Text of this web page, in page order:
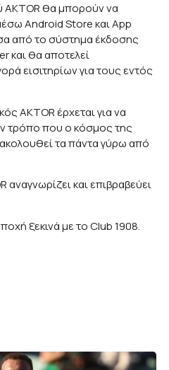
AKTOR θα μπορούν να
Android Store και App
από το σύστημα έκδοσης
και θα αποτελεί
εισιτηρίων για τους εντός
AKTOR έρχεται για να
τρόπο που ο κόσμος της
τα πάντα γύρω από
και επιβραβεύει
ξεκινά με το Club 1908.